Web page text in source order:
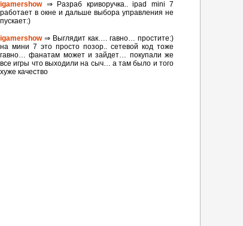
igamershow⇒ Разраб криворучка.. ipad mini 7
работает в окне и дальше выбора управления не
пускает:)
igamershow⇒ Выглядит как…. гавно… простите:)
на мини 7 это просто позор.. сетевой код тоже
гавно… фанатам может и зайдет… покупали же
все игры что выходили на сыч… а там было и того
хуже качество